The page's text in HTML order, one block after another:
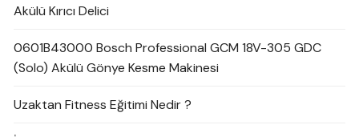
Akülü Kırıcı Delici
0601B43000 Bosch Professional GCM 18V-305 GDC
(Solo) Akülü Gönye Kesme Makinesi
Uzaktan Fitness Eğitimi Nedir ?